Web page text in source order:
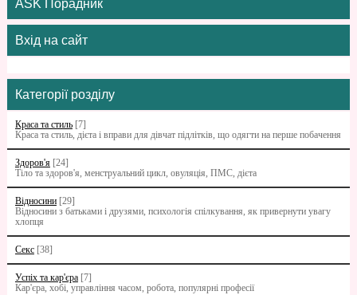
ASK Порадник
Вхід на сайт
Категорії розділу
Краса та стиль [7]
Краса та стиль, дієта і вправи для дівчат підлітків, що одягти на перше побачення
Здоров'я [24]
Тіло та здоров'я, менструальний цикл, овуляція, ПМС, дієта
Відносини [29]
Відносини з батьками i друзями, психологія спілкування, як привернути увагу
хлопця
Секс [38]
Успіх та кар'єра [7]
Кар'єра, хобі, управління часом, робота, популярні професії